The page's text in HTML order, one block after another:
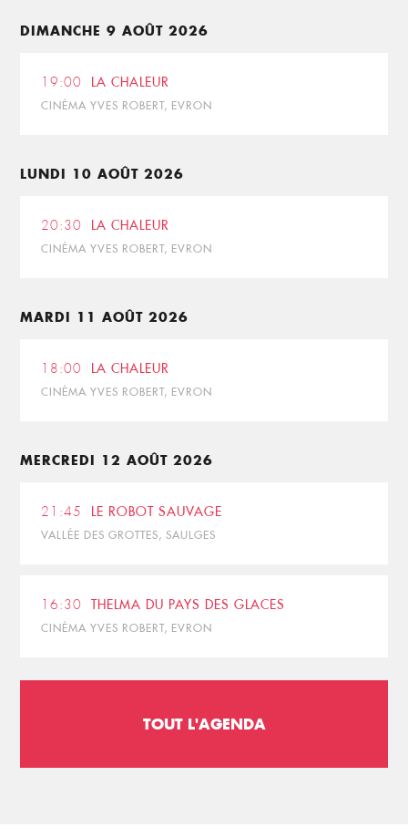
DIMANCHE 9 AOÛT 2026
19:00 LA CHALEUR
CINÉMA YVES ROBERT, EVRON
LUNDI 10 AOÛT 2026
20:30 LA CHALEUR
CINÉMA YVES ROBERT, EVRON
MARDI 11 AOÛT 2026
18:00 LA CHALEUR
CINÉMA YVES ROBERT, EVRON
MERCREDI 12 AOÛT 2026
21:45 LE ROBOT SAUVAGE
VALLÉE DES GROTTES, SAULGES
16:30 THELMA DU PAYS DES GLACES
CINÉMA YVES ROBERT, EVRON
TOUT L'AGENDA